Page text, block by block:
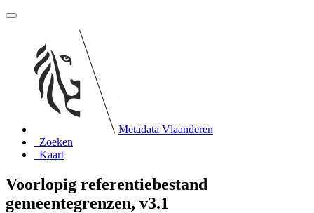
Metadata Vlaanderen
Zoeken
Kaart
Voorlopig referentiebestand
gemeentegrenzen, v3.1